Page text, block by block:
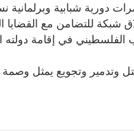
شبابية وبرلمانية
شبكة للتضامن مع القضايا
في إقامة دولته
وتجويع يمثل وصمة